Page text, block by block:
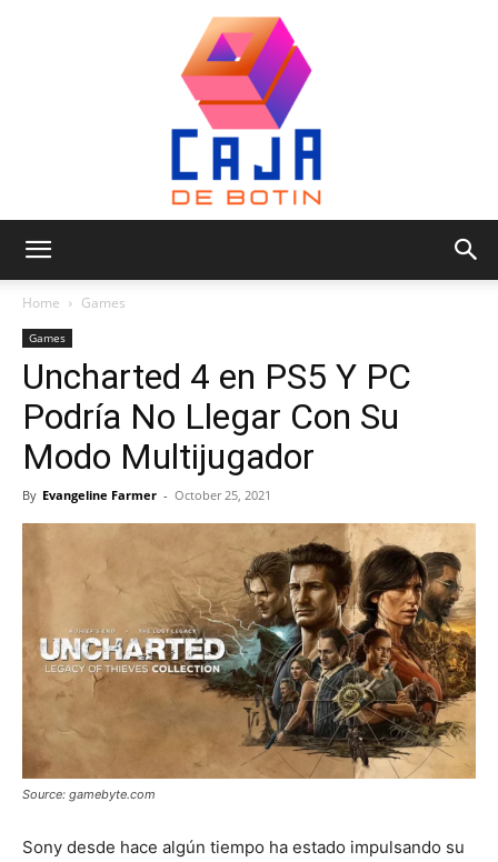
de
Botin
Home Games
Games
Uncharted 4 en PS5 Y PC
Podría No Llegar Con Su
Modo Multijugador
By Evangeline Farmer - October 25, 2021
Source: gamebyte.com
Sony desde hace algún tiempo ha estado impulsando su